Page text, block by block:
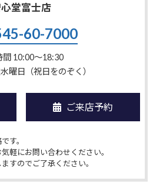
堂富士店
60-7000
間 10:00〜18:30
曜日（祝日をのぞく）
ご来店予約
す。
軽にお問い合わせください。
すのでご了承ください。